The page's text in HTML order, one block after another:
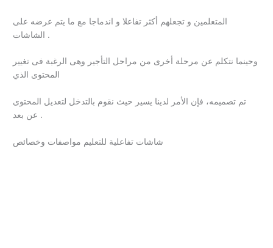
المتعلمين و تجعلهم أكثر تفاعلا و اندماجا مع ما يتم عرضه على
الشاشات .
وحينما نتكلم عن مرحلة أخرى من مراحل التأجير وهى الرغبة فى تغيير
المحتوى الذي
تم تصميمه، فإن الأمر لدينا يسير حيث نقوم بالتدخل لتعديل المحتوى
عن بعد .
شاشات تفاعلية للتعليم مواصفات وخصائص